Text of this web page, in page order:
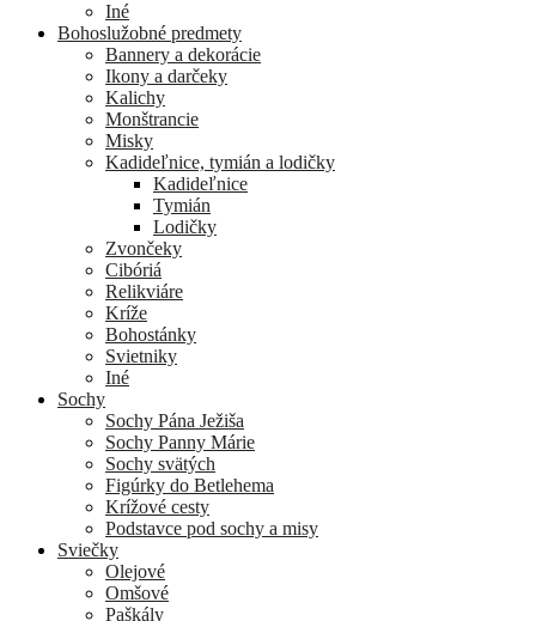
Iné
Bohoslužobné predmety
Bannery a dekorácie
Ikony a darčeky
Kalichy
Monštrancie
Misky
Kadideľnice, tymián a lodičky
Kadideľnice
Tymián
Lodičky
Zvončeky
Cibóriá
Relikviáre
Kríže
Bohostánky
Svietniky
Iné
Sochy
Sochy Pána Ježiša
Sochy Panny Márie
Sochy svätých
Figúrky do Betlehema
Krížové cesty
Podstavce pod sochy a misy
Sviečky
Olejové
Omšové
Paškály